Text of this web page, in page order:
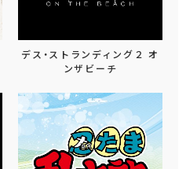
デス・ストランディング２ オ
ンザビーチ